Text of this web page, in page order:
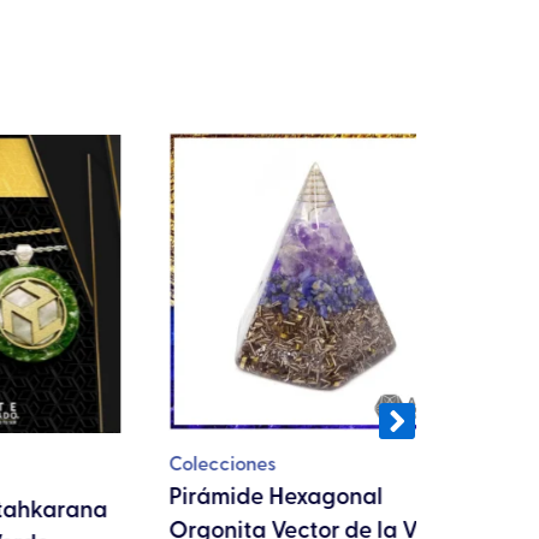
Colecciones
Pirámide Hexagonal
Orgonita Vector de la Vida